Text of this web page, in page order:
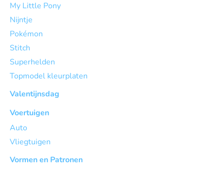
My Little Pony
Nijntje
Pokémon
Stitch
Superhelden
Topmodel kleurplaten
Valentijnsdag
Voertuigen
Auto
Vliegtuigen
Vormen en Patronen